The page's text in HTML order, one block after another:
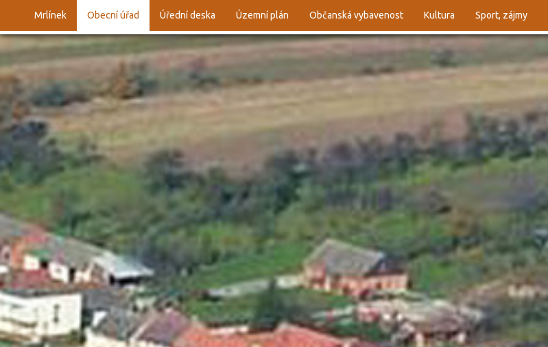
Mrlínek Obecní úřad Úřední deska Územní plán Občanská vybavenost Kultura Sport, zájmy